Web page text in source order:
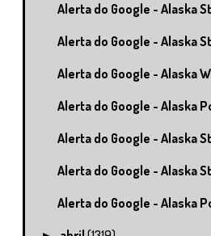
Alerta do Google - Alaska
Alerta do Google - Alaska
Alerta do Google - Alaska
Alerta do Google - Alaska
Alerta do Google - Alaska
Alerta do Google - Alaska
Alerta do Google - Alaska